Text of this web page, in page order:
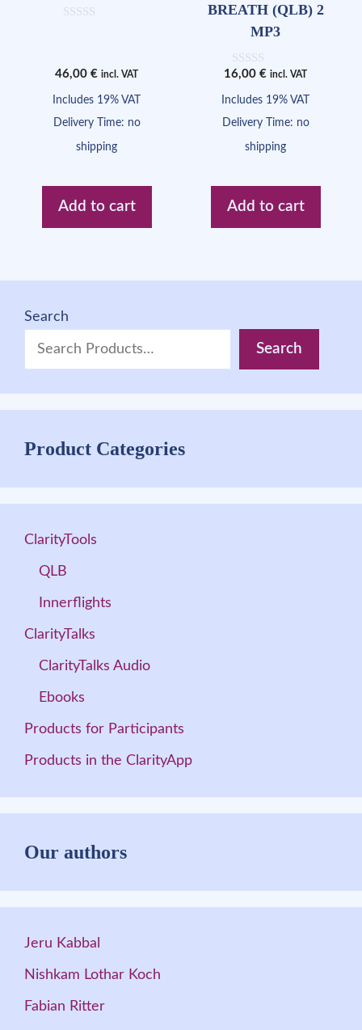
t
o
5
46,00 € incl. VAT
Includes 19% VAT
Delivery Time: no
shipping
Add to cart
BREATH (QLB) 2
MP3
0
u
o
16,00 € incl. VAT
Includes 19% VAT
Delivery Time: no
shipping
Add to cart
Search
Search
Product Categories
ClarityTools
QLB
Innerflights
ClarityTalks
ClarityTalks Audio
Ebooks
Products for Participants
Products in the ClarityApp
Our authors
Jeru Kabbal
Nishkam Lothar Koch
Fabian Ritter